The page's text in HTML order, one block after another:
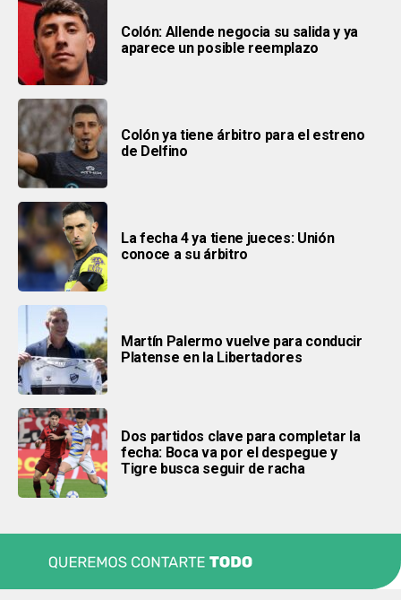
Colón: Allende negocia su salida y ya
aparece un posible reemplazo
Colón ya tiene árbitro para el estreno
de Delfino
La fecha 4 ya tiene jueces: Unión
conoce a su árbitro
Martín Palermo vuelve para conducir
Platense en la Libertadores
Dos partidos clave para completar la
fecha: Boca va por el despegue y
Tigre busca seguir de racha